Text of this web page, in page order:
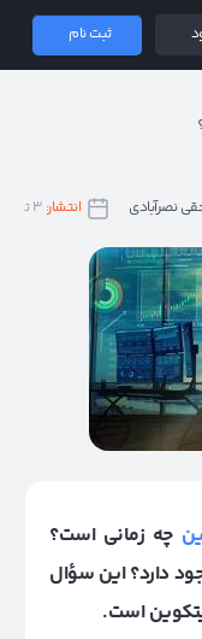
ثبت نام
نصرآبادی انتشار:
چه زمانی است؟
دارد؟این سؤال
است.